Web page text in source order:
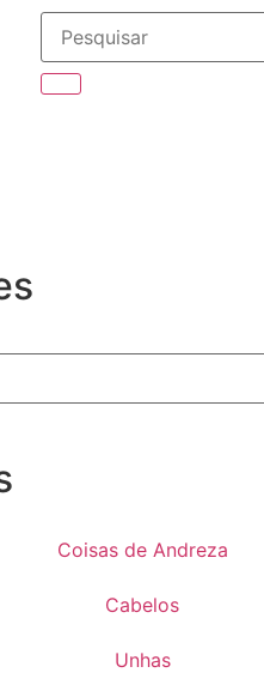
Coisas de Andreza
Cabelos
Unhas